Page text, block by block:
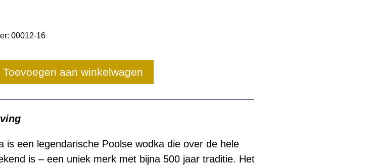
00012-16
Toevoegen aan winkelwagen
is een legendarische Poolse wodka die over de hele
is – een uniek merk met bijna 500 jaar traditie. Het